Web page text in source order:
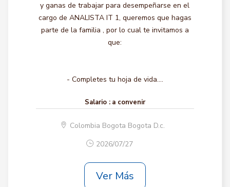
y ganas de trabajar para desempeñarse en el
cargo de ANALISTA IT 1, queremos que hagas
parte de la familia , por lo cual te invitamos a
que:
- Completes tu hoja de vida....
Salario : a convenir
Colombia Bogota Bogota D.c.
2026/07/27
Ver Más